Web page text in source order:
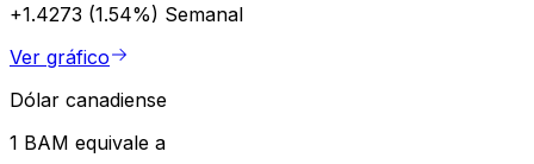
+1.4273 (1.54%) Semanal
Ver gráfico
Dólar canadiense
1 BAM equivale a